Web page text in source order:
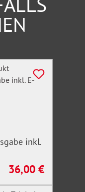
inkl.
Regulärer Preis:
36,00 €